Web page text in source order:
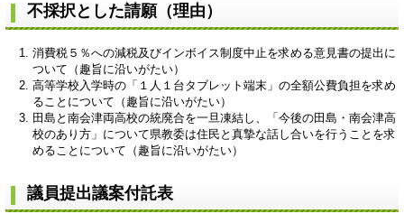
不採択とした請願（理由）
消費税５％への減税及びインボイス制度中止を求める意見書の提出に
ついて（趣旨に沿いがたい）
高等学校入学時の「１人１台タブレット端末」の全額公費負担を求め
ることについて（趣旨に沿いがたい）
田島と南会津両高校の統廃合を一旦凍結し、「今後の田島・南会津高
校のあり方」について県教委は住民と真摯な話し合いを行うことを求
めることについて（趣旨に沿いがたい）
議員提出議案付託表